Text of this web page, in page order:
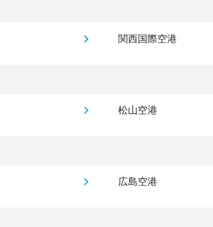
関西国際空港
松山空港
広島空港